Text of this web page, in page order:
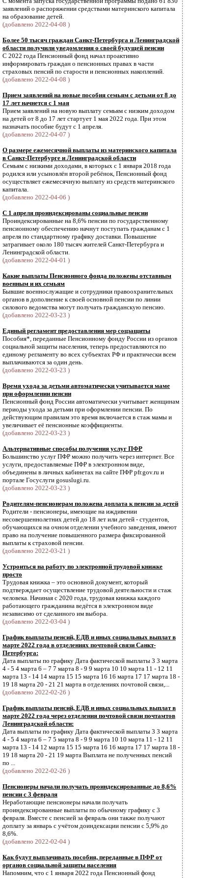
заявлений о распоряжении средствами материнского капитала
на образование детей.
(добавлено 2022-04-08 )
Более 50 тысяч граждан Санкт-Петербурга и Ленинградской
области получили уведомления о своей будущей пенсии
С 2022 года Пенсионный фонд начал проактивно
информировать граждан о пенсионных правах в части
страховых пенсий по старости и пенсионных накоплений.
(добавлено 2022-04-08 )
Прием заявлений на новые пособия семьям с детьми от 8 до
17 лет начнется с 1 мая
Прием заявлений на новую выплату семьям с низким доходом
на детей от 8 до 17 лет стартует 1 мая 2022 года. При этом
назначать пособие будут с 1 апреля.
(добавлено 2022-04-07 )
О размере ежемесячной выплаты из материнского капитала
в Санкт-Петербурге и Ленинградской области
Семьям с низкими доходами, в которых с 1 января 2018 года
родился или усыновлён второй ребёнок, Пенсионный фонд
осуществляет ежемесячную выплату из средств материнского
капитала.
(добавлено 2022-04-06 )
С 1 апреля проиндексированы социальные пенсии
Проиндексированные на 8,6% пенсии по государственному
пенсионному обеспечению начнут поступать гражданам с 1
апреля по стандартному графику доставки. Повышение
затрагивает около 180 тысяч жителей Санкт-Петербурга и
Ленинградской области.
(добавлено 2022-04-01 )
Какие выплаты Пенсионного фонда положены отставным
военным и их семьям
Бывшие военнослужащие и сотрудники правоохранительных
органов в дополнение к своей основной пенсии по линии
силового ведомства могут получать гражданскую пенсию.
(добавлено 2022-03-23 )
Единый регламент предоставления мер соцзащиты
Пособия*, переданные Пенсионному фонду России из органов
социальной защиты населения, теперь предоставляются по
единому регламенту во всех субъектах РФ и практически всем
выплачиваются за один день.
(добавлено 2022-03-23 )
Время ухода за детьми автоматически учитывается маме
при оформлении пенсии
Пенсионный фонд России автоматически учитывает женщинам
периоды ухода за детьми при оформлении пенсии. По
действующим правилам это время включается в стаж мамы и
увеличивает её пенсионные коэффициенты.
(добавлено 2022-03-23 )
Альтернативные способы получения услуг ПФР
Большинство услуг ПФР можно получить через интернет. Все
услуги, предоставляемые ПФР в электронном виде,
объединены в личных кабинетах на сайте ПФР pfr.gov.ru и
портале Госуслуги gosuslugi.ru.
(добавлено 2022-03-23 )
Родителям-пенсионерам положена доплата к пенсии за детей
Родители - пенсионеры, имеющие на иждивении
несовершеннолетних детей до 18 лет или детей - студентов,
обучающихся на очном отделении учебного заведения, имеют
право на получение повышенного размера фиксированной
выплаты к страховой пенсии.
(добавлено 2022-03-21 )
Устроиться на работу по электронной трудовой книжке
просто
Трудовая книжка – это основной документ, который
подтверждает осуществление трудовой деятельности и стаж
человека. Начиная с 2020 года, трудовая книжка каждого
работающего гражданина ведётся в электронном виде
независимо от сделанного им выбора.
(добавлено 2022-03-04 )
График выплаты пенсий, ЕДВ и иных социальных выплат в
марте 2022 года в отделениях почтовой связи Санкт-
Петербурга:
Дата выплаты по графику Дата фактической выплаты 3 3 марта
4 - 5 4 марта 6 – 7 7 марта 8 - 9 9 марта 10 10 марта 11 - 12 11
марта 13 - 14 14 марта 15 15 марта 16 16 марта 17 17 марта 18 -
19 18 марта 20 - 21 21 марта в отделениях почтовой связи,...
(добавлено 2022-02-26 )
График выплаты пенсий, ЕДВ и иных социальных выплат в
марте 2022 года через отделения почтовой связи почтамтов
Ленинградской области:
Дата выплаты по графику Дата фактической выплаты 3 3 марта
4 - 5 4 марта 6 – 7 5 марта 8 - 9 9 марта 10 10 марта 11 - 12 11
марта 13 - 14 12 марта 15 15 марта 16 16 марта 17 17 марта 18 -
19 18 марта 20 - 21 19 марта Выплата не полученных пенсий
по ...
(добавлено 2022-02-26 )
Пенсионеры начали получать проиндексированные до 8,6%
пенсии с 3 февраля
Неработающие пенсионеры начали получать
проиндексированные выплаты по обычному графику с 3
февраля. Вместе с пенсией за февраль они также получают
доплату за январь с учётом доиндексации пенсии с 5,9% до
8,6%.
(добавлено 2022-02-04 )
Как будут выплачивать пособия, переданные в ПФР от
органов социальной защиты населения
Напомним, что с 1 января 2022 года Пенсионный фонд